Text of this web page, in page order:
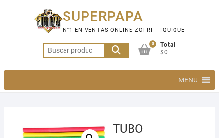
SUPERPAPA
N°1 EN VENTAS ONLINE ZOFRI – IQUIQUE
Buscar
por:
0
Total
$0
MENU
TUBO